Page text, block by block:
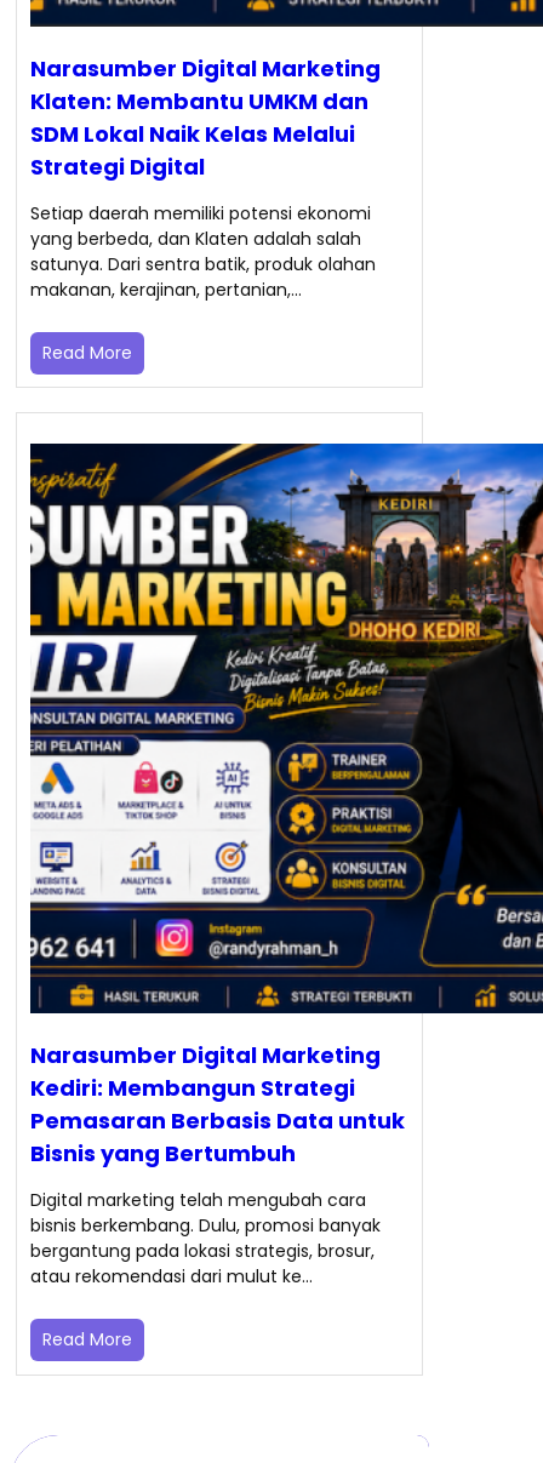
Narasumber Digital Marketing
Klaten: Membantu UMKM dan
SDM Lokal Naik Kelas Melalui
Strategi Digital
Setiap daerah memiliki potensi ekonomi
yang berbeda, dan Klaten adalah salah
satunya. Dari sentra batik, produk olahan
makanan, kerajinan, pertanian,…
Read More
Narasumber Digital Marketing
Kediri: Membangun Strategi
Pemasaran Berbasis Data untuk
Bisnis yang Bertumbuh
Digital marketing telah mengubah cara
bisnis berkembang. Dulu, promosi banyak
bergantung pada lokasi strategis, brosur,
atau rekomendasi dari mulut ke…
Read More